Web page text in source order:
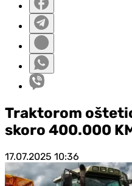
Traktorom
skoro 400.000
17.07.2025 10:36